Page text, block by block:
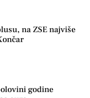
na ZSE najviše
godine